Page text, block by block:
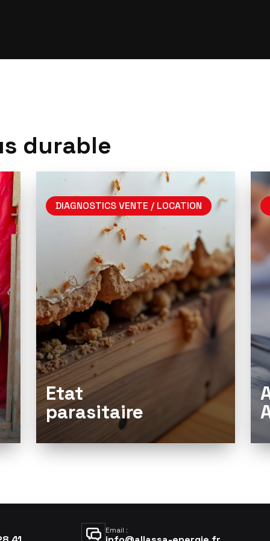
s durable
Aides Financières
Audit Energétique
RÉNOVATIONS ÉNERGÉTIQUES
Email :